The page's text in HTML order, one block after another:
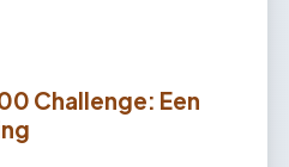
Challenge: Een